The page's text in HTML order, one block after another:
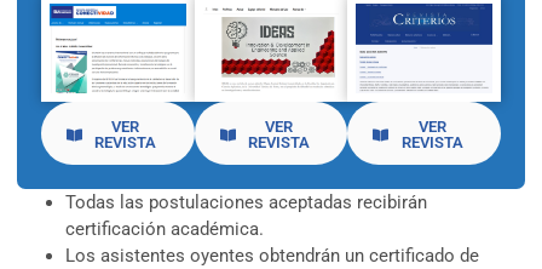
VER
REVISTA
VER
REVISTA
VER
REVISTA
Todas las postulaciones aceptadas recibirán
certificación académica.
Los asistentes oyentes obtendrán un certificado de